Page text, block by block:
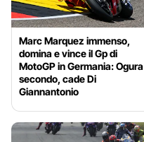
Marc Marquez immenso,
domina e vince il Gp di
MotoGP in Germania: Ogura
secondo, cade Di
Giannantonio